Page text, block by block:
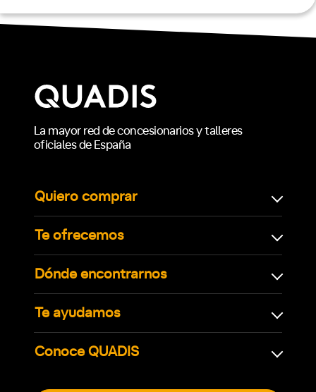
La mayor red de concesionarios y talleres
oficiales de España
Quiero comprar
Te ofrecemos
Dónde encontrarnos
Te ayudamos
Conoce QUADIS